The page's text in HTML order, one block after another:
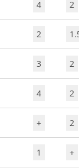
4 2
2
3 2
4 2
+ 2
1 +